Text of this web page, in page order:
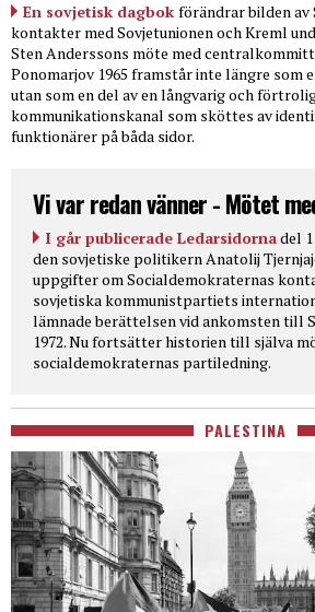
En sovjetisk dagbok förändrar bilden av
kontakter med Sovjetunionen och Kreml
Sten Anderssons möte med
Ponomarjov 1965 framstår inte längre som
utan som en del av en långvarig och
kommunikationskanal som sköttes av
funktionärer på båda sidor.
Vi var redan vänner - Mötet
I går publicerade Ledarsidornadel
den sovjetiske politikern Anatolij
uppgifter om Socialdemokraternas
sovjetiska kommunistpartiets
lämnade berättelsen vid ankomsten till
1972. Nu fortsätter historien till själva
socialdemokraternas partiledning.
PALESTINA